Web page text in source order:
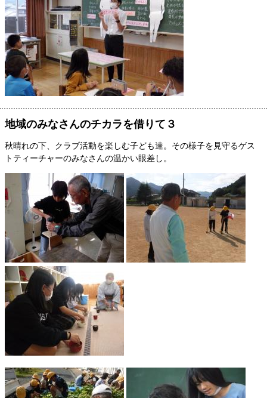
地域のみなさんのチカラを借りて３
秋晴れの下、クラブ活動を楽しむ子ども達。その様子を見守るゲス
トティーチャーのみなさんの温かい眼差し。